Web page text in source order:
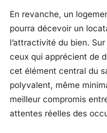
En revanche, un
pourra décevoir un
l’attractivité du bien.
ceux qui apprécient de
cet élément central du
polyvalent, même
meilleur compromis
attentes réelles des